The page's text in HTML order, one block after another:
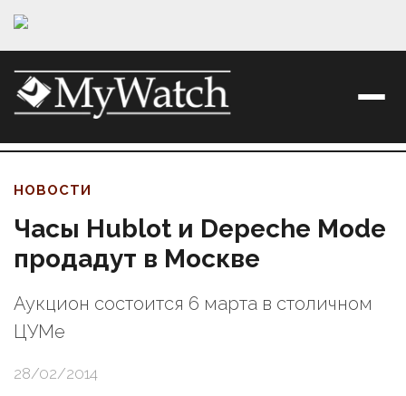
НОВОСТИ
Часы Hublot и Depeche Mode
продадут в Москве
Аукцион состоится 6 марта в столичном
ЦУМе
28/02/2014